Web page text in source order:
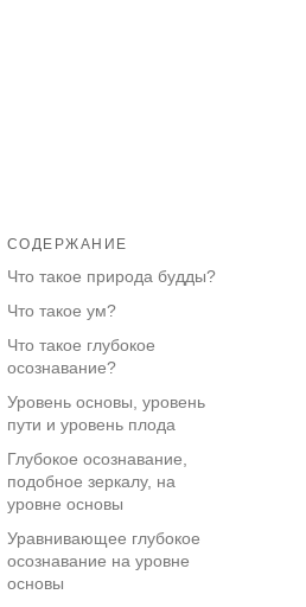
СОДЕРЖАНИЕ
Что такое природа будды?
Что такое ум?
Что такое глубокое
осознавание?
Уровень основы, уровень
пути и уровень плода
Глубокое осознавание,
подобное зеркалу, на
уровне основы
Уравнивающее глубокое
осознавание на уровне
основы